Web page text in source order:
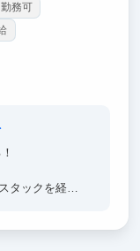
務可
タックを経験